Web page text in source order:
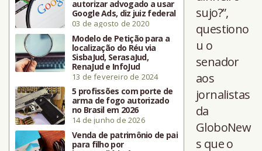
autorizar advogado a usar
Google Ads, diz juiz federal
03 de agosto de 2020
Modelo de Petição para a
localização do Réu via
SisbaJud, SerasaJud,
RenaJud e InfoJud
13 de fevereiro de 2024
5 profissões com porte de
arma de fogo autorizado
no Brasil em 2026
14 de junho de 2026
Venda de patrimônio de pai
para filho por
sujo?”,
questiono
u o
senador
aos
jornalistas
da
GloboNew
s que o